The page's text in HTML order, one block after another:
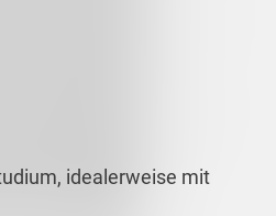
idealerweise mit